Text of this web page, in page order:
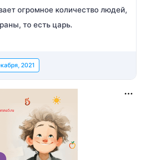
огромное количество людей,
то есть царь.
2021